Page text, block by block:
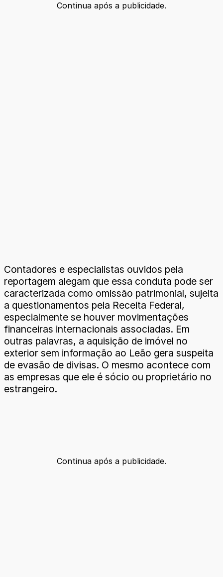
Continua após a publicidade.
Contadores e especialistas ouvidos pela
reportagem alegam que essa conduta pode ser
caracterizada como omissão patrimonial, sujeita
a questionamentos pela Receita Federal,
especialmente se houver movimentações
financeiras internacionais associadas. Em
outras palavras, a aquisição de imóvel no
exterior sem informação ao Leão gera suspeita
de evasão de divisas. O mesmo acontece com
as empresas que ele é sócio ou proprietário no
estrangeiro.
Continua após a publicidade.